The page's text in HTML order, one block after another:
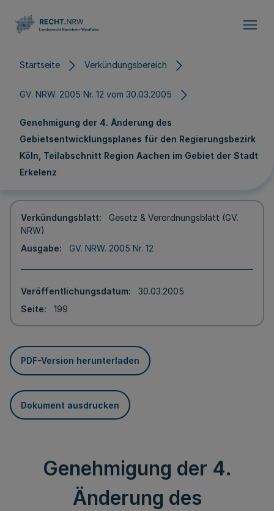
Startseite Verkündungsbereich
GV. NRW. 2005 Nr. 12 vom 30.03.2005
Genehmigung der 4. Änderung des
Gebietsentwicklungsplanes für den Regierungsbezirk
Köln, Teilabschnitt Region Aachen im Gebiet der Stadt
Erkelenz
Verkündungsblatt
Gesetz & Verordnungsblatt (GV.
NRW)
Ausgabe
GV. NRW. 2005 Nr. 12
Veröffentlichungsdatum
30.03.2005
Seite
199
PDF-Version herunterladen
Dokument ausdrucken
Genehmigung der 4.
Änderung des